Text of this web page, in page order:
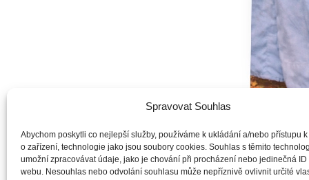
Spravovat Souhlas
Abychom poskytli co nejlepší služby, používáme k ukládání a/nebo přístupu
o zařízení, technologie jako jsou soubory cookies. Souhlas s těmito
umožní zpracovávat údaje, jako je chování při procházení nebo jedinečná ID
webu. Nesouhlas nebo odvolání souhlasu může nepříznivě ovlivnit určité
Silný a pravdivý příběh o setkání dvou